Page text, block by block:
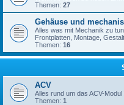
Themen: 27
Gehäuse und
Alles was mit Mechanik zu
Frontplatten, Montage,
Themen: 16
ACV
Alles rund um das ACV-
Themen: 1